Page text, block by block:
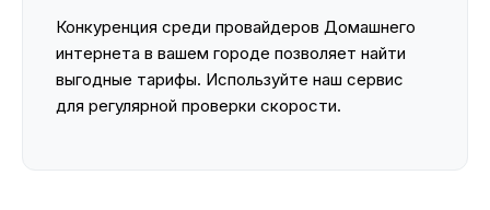
Конкуренция среди провайдеров Домашнего
интернета в вашем городе позволяет найти
выгодные тарифы. Используйте наш сервис
для регулярной проверки скорости.